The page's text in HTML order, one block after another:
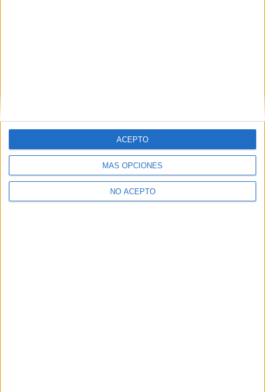
MÁS OPCIONES
NO ACEPTO
ACEPTO